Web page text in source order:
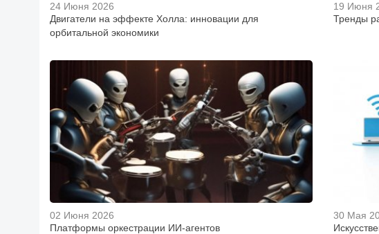
24 Июня 2026
Двигатели на эффекте Холла: инновации для
орбитальной экономики
19 Июня
Тренды
02 Июня 2026
Платформы оркестрации ИИ-агентов
30 Мая